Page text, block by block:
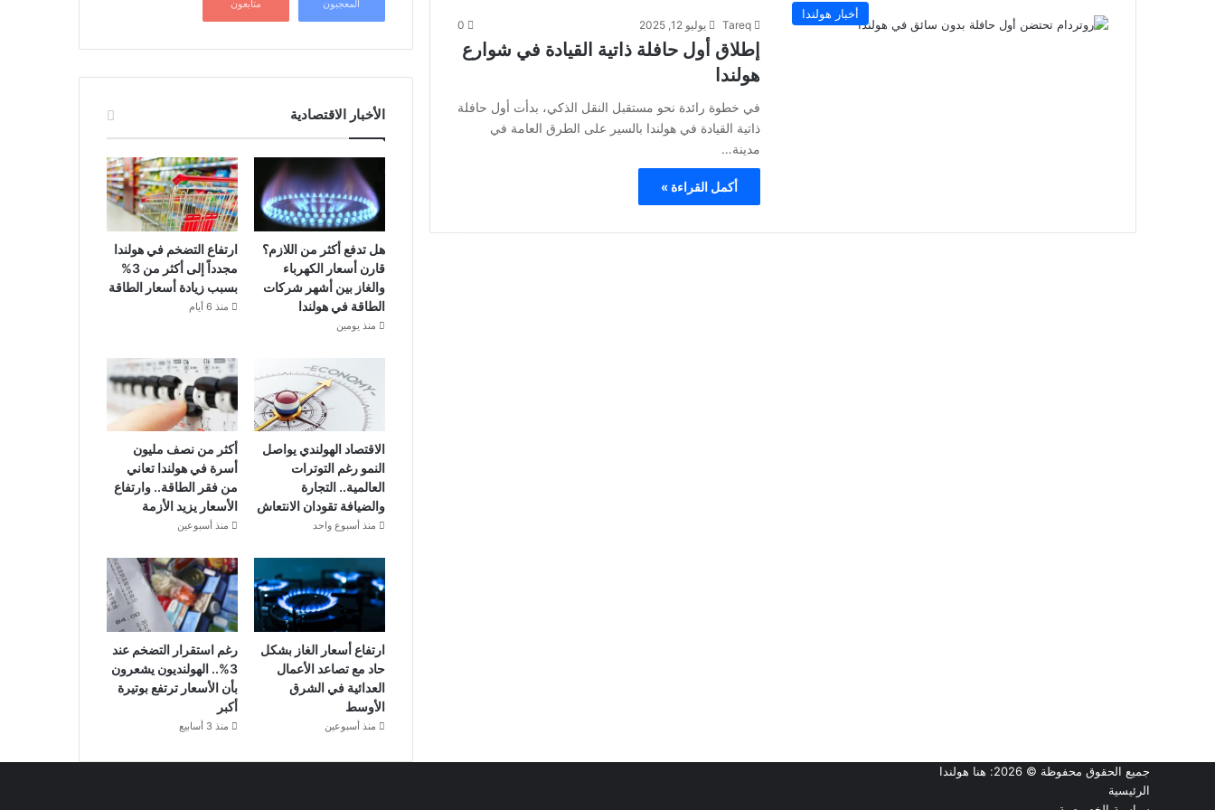
أخبار هولندا
Tareq يوليو 12, 2025 0
إطلاق أول حافلة ذاتية القيادة في شوارع
هولندا
في خطوة رائدة نحو مستقبل النقل الذكي، بدأت أول حافلة
ذاتية القيادة في هولندا بالسير على الطرق العامة في
مدينة…
أكمل القراءة »
المعجبون متابعون
الأخبار الاقتصادية
هل تدفع أكثر من اللازم؟
قارن أسعار الكهرباء
والغاز بين أشهر شركات
الطاقة في هولندا
منذ يومين
ارتفاع التضخم في هولندا
مجدداً إلى أكثر من 3%
بسبب زيادة أسعار الطاقة
منذ 6 أيام
الاقتصاد الهولندي يواصل
النمو رغم التوترات
العالمية.. التجارة
والضيافة تقودان الانتعاش
منذ أسبوع واحد
أكثر من نصف مليون
أسرة في هولندا تعاني
من فقر الطاقة.. وارتفاع
الأسعار يزيد الأزمة
منذ أسبوعين
ارتفاع أسعار الغاز بشكل
حاد مع تصاعد الأعمال
العدائية في الشرق
الأوسط
منذ أسبوعين
رغم استقرار التضخم عند
3%.. الهولنديون يشعرون
بأن الأسعار ترتفع بوتيرة
أكبر
منذ 3 أسابيع
جميع الحقوق محفوظة © 2026:
هنا هولندا
الرئيسية